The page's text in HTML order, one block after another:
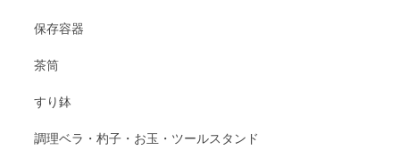
保存容器
茶筒
すり鉢
調理ベラ・杓子・お玉・ツールスタンド